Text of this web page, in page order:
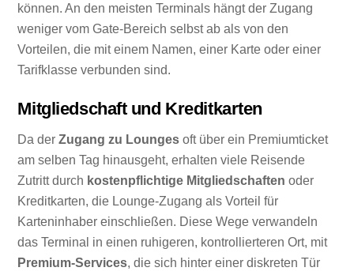
können. An den meisten Terminals hängt der Zugang
weniger vom Gate-Bereich selbst ab als von den
Vorteilen, die mit einem Namen, einer Karte oder einer
Tarifklasse verbunden sind.
Mitgliedschaft und Kreditkarten
Da derZugang zu Lounges oft über ein Premiumticket
am selben Tag hinausgeht, erhalten viele Reisende
Zutritt durch kostenpflichtige Mitgliedschaften oder
Kreditkarten, die Lounge-Zugang als Vorteil für
Karteninhaber einschließen. Diese Wege verwandeln
das Terminal in einen ruhigeren, kontrollierteren Ort, mit
Premium-Services, die sich hinter einer diskreten Tür